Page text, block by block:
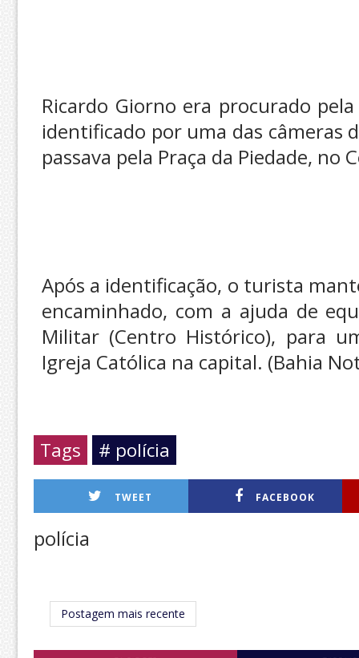
Ricardo Giorno era procurado
identificado por uma das
passava pela Praça da Piedade, no
Após a identificação, o turista
encaminhado, com a ajuda de
Militar (Centro Histórico), para
Igreja Católica na capital. (Bahia
Tags # polícia
TWEET FACEBOOK
polícia
Postagem mais recente